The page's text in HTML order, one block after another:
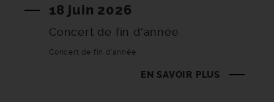
18 juin 2026
Concert de fin d'année
Concert de fin d'année
EN SAVOIR PLUS